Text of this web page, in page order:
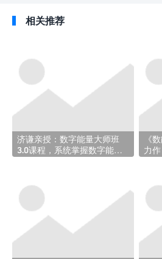
相关推荐
济谦亲授：数字能量大师班
3.0课程，系统掌握数字能量
《
力